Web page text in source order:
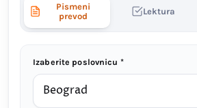
Pismeni
prevod
Lektura
Izaberite poslovnicu *